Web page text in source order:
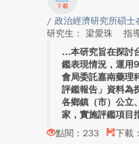
/ 政治經濟研究所碩士
研究生： 梁愛珠
指
本研究旨在探討
鑑表現情況，運用
會局委託嘉南藥理
評鑑報告」資料為
各鄉鎮（市）公立
家，實施評鑑項目
點閱：233
下載